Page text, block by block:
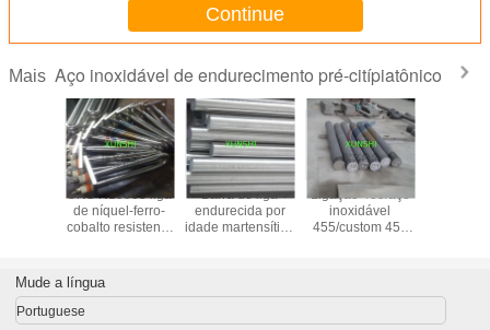
Continue
Mais Aço inoxidável de endurecimento pré-citípiatônico
903
UNS N19903 liga
de níquel-ferro-
cobalto resistente
Barra de liga
endurecida por
idade martensítica
Ligação 455/aço
inoxidável
455/custom 455
brilhante
Mude a língua
Portuguese